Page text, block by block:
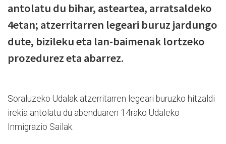
antolatu du bihar, asteartea, arratsaldeko
4etan; atzerritarren legeari buruz jardungo
dute, bizileku eta lan-baimenak lortzeko
prozedurez eta abarrez.
Soraluzeko Udalak atzerritarren legeari buruzko hitzaldi
irekia antolatu du abenduaren 14rako Udaleko
Inmigrazio Sailak.